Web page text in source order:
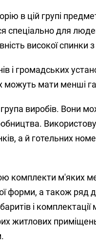
в цій групі
спеціально для
високої
і громадських
можуть мати менші
виробів. Вони
а й готельних
комплекти м'яких
форми, а також
і
житлових